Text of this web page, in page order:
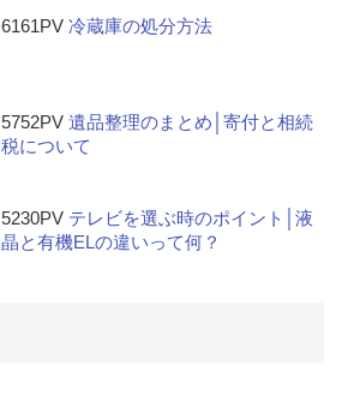
6161PV冷蔵庫の処分方法
5752PV遺品整理のまとめ│寄付と相続
税について
5230PV テレビを選ぶ時のポイント│液
晶と有機ELの違いって何？